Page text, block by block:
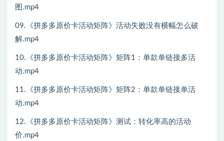
图.mp4
09.《拼多多原价卡活动矩阵》活动失败没有横幅怎么破
解.mp4
10.《拼多多原价卡活动矩阵》矩阵1：单款单链接多活
动.mp4
11.《拼多多原价卡活动矩阵》矩阵2：单款单链接单活
动.mp4
12.《拼多多原价卡活动矩阵》测试：转化率高的活动
价.mp4